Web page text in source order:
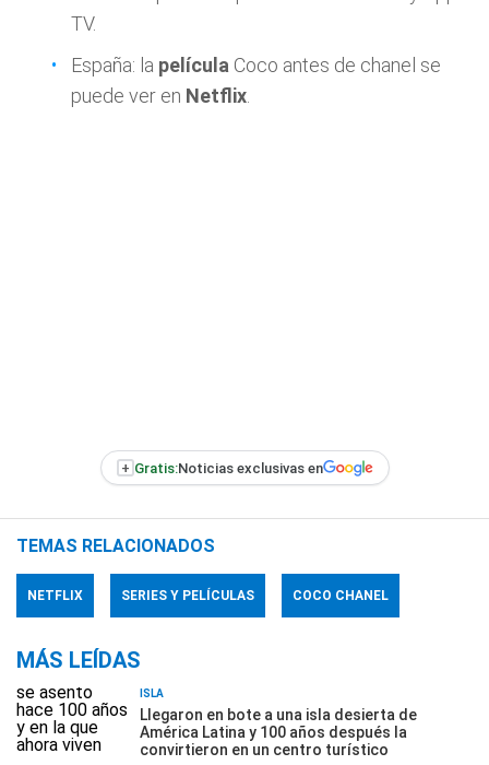
TV.
España: la película Coco antes de chanel se
puede ver en Netflix
+ Gratis:Noticias exclusivas en
TEMAS RELACIONADOS
NETFLIX SERIES Y PELÍCULAS COCO CHANEL
MÁS LEÍDAS
ISLA
Llegaron en bote a una isla desierta de
América Latina y 100 años después la
convirtieron en un centro turístico